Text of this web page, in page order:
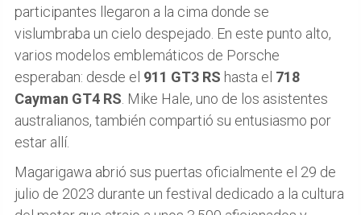
participantes llegaron a la cima donde se
vislumbraba un cielo despejado. En este punto alto,
varios modelos emblemáticos de Porsche
esperaban: desde el 911 GT3 RS hasta el 718
Cayman GT4 RS. Mike Hale, uno de los asistentes
australianos, también compartió su entusiasmo por
estar allí.
Magarigawa abrió sus puertas oficialmente el 29 de
julio de 2023 durante un festival dedicado a la cultura